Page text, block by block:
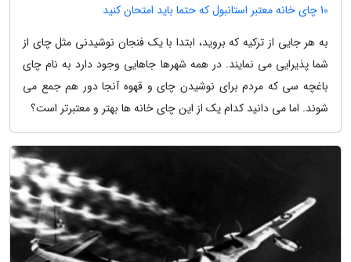
10 چای خانه معتبر استانبول که حتما باید امتحان کنید
به هر جایی از ترکیه که بروید، ابتدا با یک فنجان نوشیدنی مثل چای از
شما پذیرایی می نمایند. در همه شهرها جاهایی وجود دارد به نام چای
باغچه سی که مردم برای نوشیدن چای و قهوه آنجا دور هم جمع می
شوند. اما می دانید کدام یک از این چای خانه ها بهتر و معتبرتر است؟